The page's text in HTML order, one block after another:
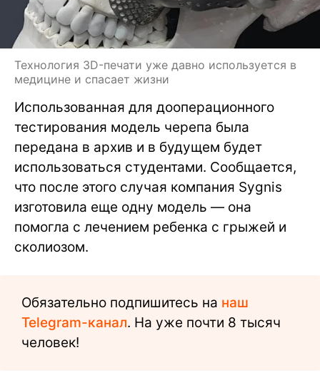
Технология 3D-печати уже давно используется в
медицине и спасает жизни
Использованная для дооперационного
тестирования модель черепа была
передана в архив и в будущем будет
использоваться студентами. Сообщается,
что после этого случая компания Sygnis
изготовила еще одну модель — она
помогла с лечением ребенка с грыжей и
сколиозом.
Обязательно подпишитесь на наш
Telegram-канал. На уже почти 8 тысяч
человек!